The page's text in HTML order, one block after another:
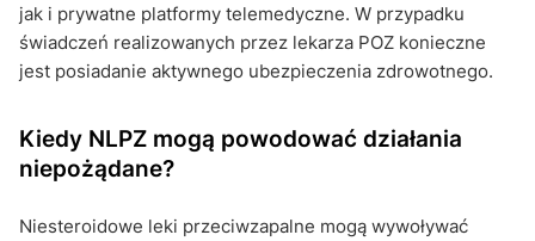
jak i prywatne platformy telemedyczne. W przypadku
świadczeń realizowanych przez lekarza POZ konieczne
jest posiadanie aktywnego ubezpieczenia zdrowotnego.
Kiedy NLPZ mogą powodować działania
niepożądane?
Niesteroidowe leki przeciwzapalne mogą wywoływać